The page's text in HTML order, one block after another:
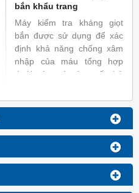
bắn khẩu trang
Máy kiểm tra kháng giọt
bắn được sử dụng để xác
định khả năng chống xâm
nhập của máu tổng hợp
dưới các mức áp suất thử
khẩu trang y tế này tuân thủ
các tiêu chuẩn như: TCVN
8389-1: 2010; ISO 22609,...